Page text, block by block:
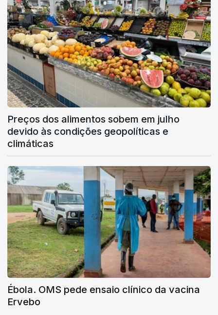
Preços dos alimentos sobem em julho
devido às condições geopolíticas e
climáticas
Ébola. OMS pede ensaio clínico da vacina
Ervebo